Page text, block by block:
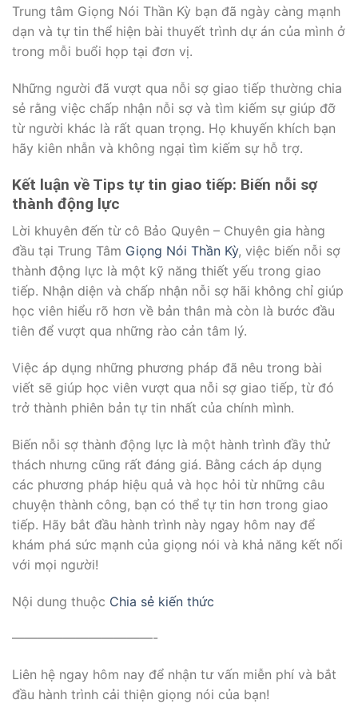
Trung tâm Giọng Nói Thần Kỳ bạn đã ngày càng mạnh
dạn và tự tin thể hiện bài thuyết trình dự án của mình ở
trong mỗi buổi họp tại đơn vị.
Những người đã vượt qua nỗi sợ giao tiếp thường chia
sẻ rằng việc chấp nhận nỗi sợ và tìm kiếm sự giúp đỡ
từ người khác là rất quan trọng. Họ khuyến khích bạn
hãy kiên nhẫn và không ngại tìm kiếm sự hỗ trợ.
Kết luận về Tips tự tin giao tiếp: Biến nỗi sợ
thành động lực
Lời khuyên đến từ cô Bảo Quyên – Chuyên gia hàng
đầu tại Trung Tâm Giọng Nói Thần Kỳ, việc biến nỗi sợ
thành động lực là một kỹ năng thiết yếu trong giao
tiếp. Nhận diện và chấp nhận nỗi sợ hãi không chỉ giúp
học viên hiểu rõ hơn về bản thân mà còn là bước đầu
tiên để vượt qua những rào cản tâm lý.
Việc áp dụng những phương pháp đã nêu trong bài
viết sẽ giúp học viên vượt qua nỗi sợ giao tiếp, từ đó
trở thành phiên bản tự tin nhất của chính mình.
Biến nỗi sợ thành động lực là một hành trình đầy thử
thách nhưng cũng rất đáng giá. Bằng cách áp dụng
các phương pháp hiệu quả và học hỏi từ những câu
chuyện thành công, bạn có thể tự tin hơn trong giao
tiếp. Hãy bắt đầu hành trình này ngay hôm nay để
khám phá sức mạnh của giọng nói và khả năng kết nối
với mọi người!
Nội dung thuộc Chia sẻ kiến thức
———————————-
Liên hệ ngay hôm nay để nhận tư vấn miễn phí và bắt
đầu hành trình cải thiện giọng nói của bạn!